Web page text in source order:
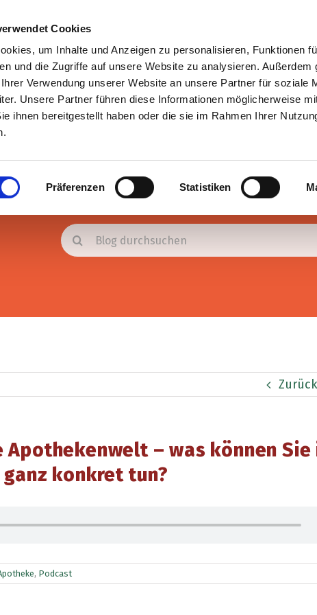
Cookies
um Inhalte und Anzeigen zu personalisieren, Funktionen
und die Zugriffe auf unsere Website zu analysieren. Außerdem
Verwendung unserer Website an unsere Partner für soziale
Unsere Partner führen diese Informationen möglicherweise
ihnen bereitgestellt haben oder die sie im Rahmen Ihrer
Präferenzen Statistiken
Angebote
Blog
Suche
nach:
Zurück
Apothekenwelt – was können Sie
konkret tun?
, Podcast